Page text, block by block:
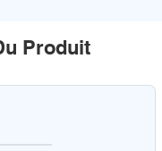
Produit